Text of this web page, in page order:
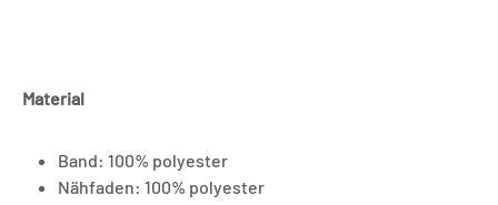
Material
Band: 100% polyester
Nähfaden: 100% polyester